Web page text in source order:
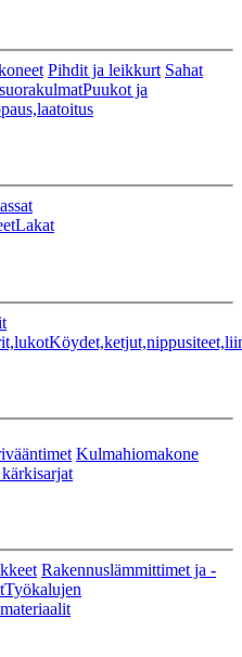
Pihdit ja leikkurt Sahat
Puukot ja
Lakat
Kulmahiomakone
Rakennuslämmittimet ja -
Työkalujen